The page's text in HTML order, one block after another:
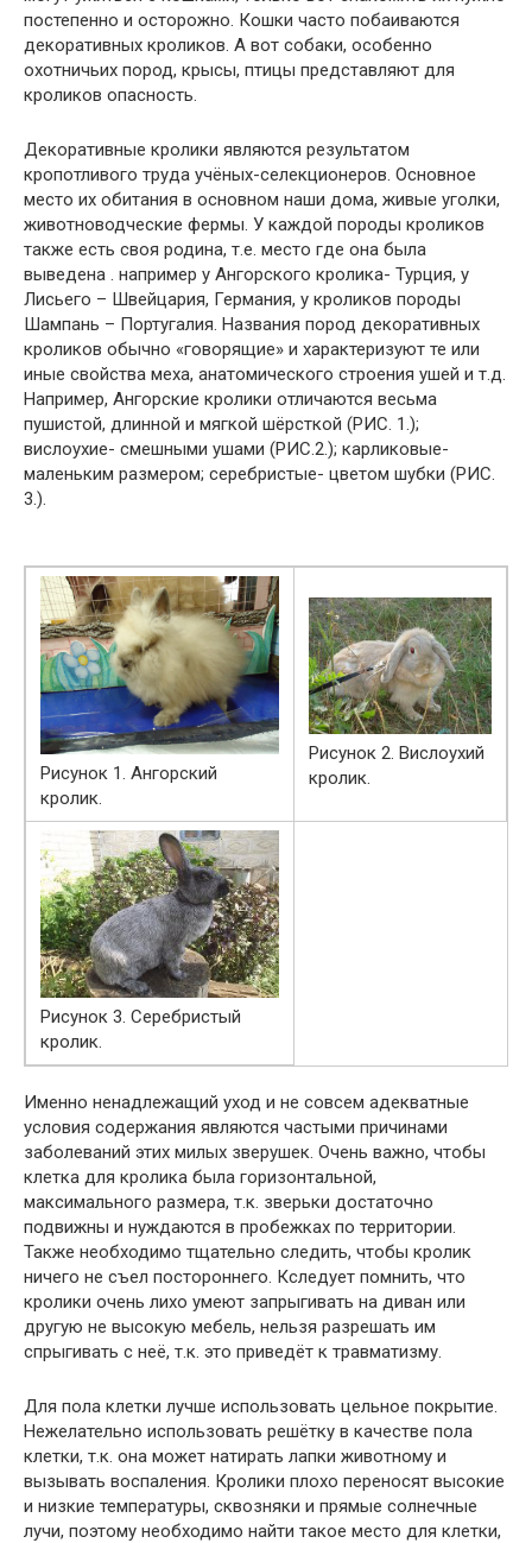
постепенно и осторожно. Кошки часто побаиваются
декоративных кроликов. А вот собаки, особенно
охотничьих пород, крысы, птицы представляют для
кроликов опасность.
Декоративные кролики являются результатом
кропотливого труда учёных-селекционеров. Основное
место их обитания в основном наши дома, живые уголки,
животноводческие фермы. У каждой породы кроликов
также есть своя родина, т.е. место где она была
выведена . например у Ангорского кролика- Турция, у
Лисьего – Швейцария, Германия, у кроликов породы
Шампань – Португалия. Названия пород декоративных
кроликов обычно «говорящие» и характеризуют те или
иные свойства меха, анатомического строения ушей и т.д.
Например, Ангорские кролики отличаются весьма
пушистой, длинной и мягкой шёрсткой (РИС. 1.);
вислоухие- смешными ушами (РИС.2.); карликовые-
маленьким размером; серебристые- цветом шубки (РИС.
3.).
Рисунок 1. Ангорский
кролик.
Рисунок 2. Вислоухий
кролик.
Рисунок 3. Серебристый
кролик.
Именно ненадлежащий уход и не совсем адекватные
условия содержания являются частыми причинами
заболеваний этих милых зверушек. Очень важно, чтобы
клетка для кролика была горизонтальной,
максимального размера, т.к. зверьки достаточно
подвижны и нуждаются в пробежках по территории.
Также необходимо тщательно следить, чтобы кролик
ничего не съел постороннего. Кследует помнить, что
кролики очень лихо умеют запрыгивать на диван или
другую не высокую мебель, нельзя разрешать им
спрыгивать с неё, т.к. это приведёт к травматизму.
Для пола клетки лучше использовать цельное покрытие.
Нежелательно использовать решётку в качестве пола
клетки, т.к. она может натирать лапки животному и
вызывать воспаления. Кролики плохо переносят высокие
и низкие температуры, сквозняки и прямые солнечные
лучи, поэтому необходимо найти такое место для клетки,